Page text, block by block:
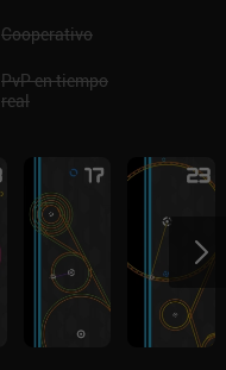
Cooperativo
PvP en tiempo
real